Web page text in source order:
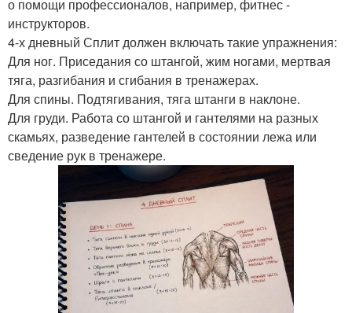
о помощи профессионалов, например, фитнес -
инструкторов.
4-х дневный Сплит должен включать такие упражнения:
Для ног. Приседания со штангой, жим ногами, мертвая
тяга, разгибания и сгибания в тренажерах.
Для спины. Подтягивания, тяга штанги в наклоне.
Для груди. Работа со штангой и гантелями на разных
скамьях, разведение гантелей в состоянии лежа или
сведение рук в тренажере.